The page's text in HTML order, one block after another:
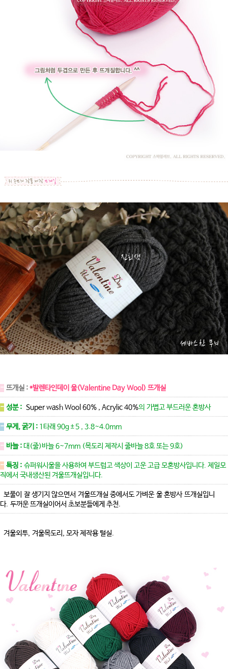
- 뜨개실 :*발렌타인데이 울(Valentine Day Wool) 뜨개실
- 성분 : Super wash Wool 60% , Acrylic 40%의 가볍고 부드러운 혼방사
- 무게, 굵기 : 1타래 90g±5 , 3.8~4.0mm
- 바늘 :대(줄)바늘 6~7mm (목도리 제작시 줄바늘 8호 또는 9호)
- 특징 : 슈퍼워시울을 사용하여 부드럽고 색상이 고운 고급 모혼방사입니다. 제일모
직에서 국내생산된 겨울뜨개실입니다.
보풀이 잘 생기지 않으면서 겨울뜨개실 중에서도 가벼운 울 혼방사 뜨개실입니
다. 두꺼운 뜨개실이어서 초보분들에게 추천.
겨울외투, 겨울목도리, 모자 제작용 털실.